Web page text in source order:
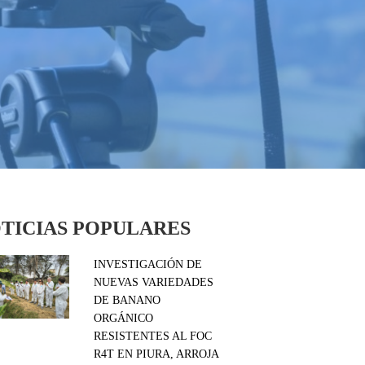
POPULARES
INVESTIGACIÓN DE
NUEVAS VARIEDADES
DE BANANO
ORGÁNICO
RESISTENTES AL FOC
R4T EN PIURA, ARROJA